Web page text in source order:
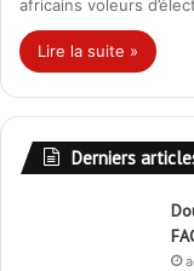
africains voleurs
Lire la suite »
Derniers